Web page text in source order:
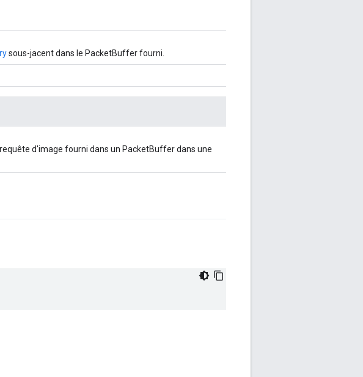
sous-jacent dans le PacketBuffer fourni.
d'image fourni dans un PacketBuffer dans une